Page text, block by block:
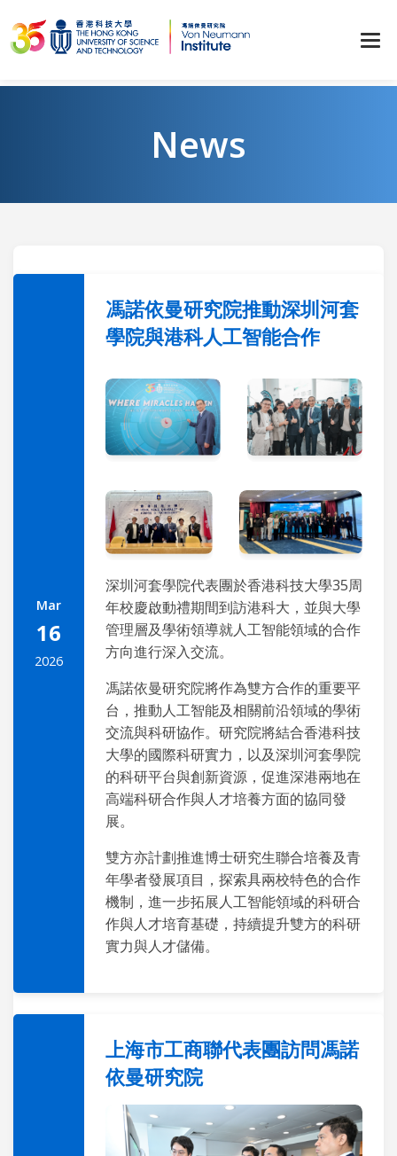
News
Mar
16
2026
馮諾依曼研究院推動深圳河套
學院與港科人工智能合作
深圳河套學院代表團於香港科技大學35周
年校慶啟動禮期間到訪港科大，並與大學
管理層及學術領導就人工智能領域的合作
方向進行深入交流。
馮諾依曼研究院將作為雙方合作的重要平
台，推動人工智能及相關前沿領域的學術
交流與科研協作。研究院將結合香港科技
大學的國際科研實力，以及深圳河套學院
的科研平台與創新資源，促進深港兩地在
高端科研合作與人才培養方面的協同發
展。
雙方亦計劃推進博士研究生聯合培養及青
年學者發展項目，探索具兩校特色的合作
機制，進一步拓展人工智能領域的科研合
作與人才培育基礎，持續提升雙方的科研
實力與人才儲備。
上海市工商聯代表團訪問馮諾
依曼研究院